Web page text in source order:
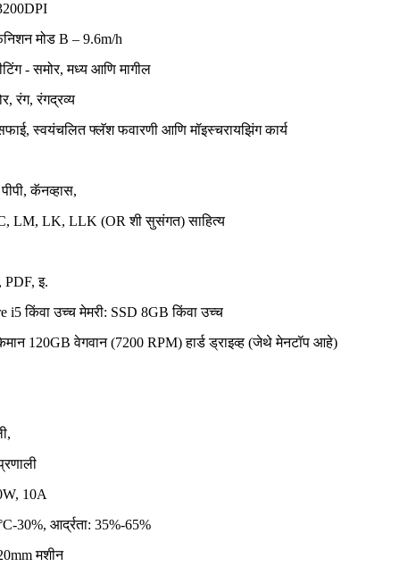
मोड B – 9.6m/h
- समोर, मध्य आणि मागील
रंग, रंगद्रव्य
स्वयंचलित फ्लॅश फवारणी आणि मॉइस्चरायझिंग कार्य
कॅनव्हास,
LM, LK, LLK (OR शी सुसंगत) साहित्य
PDF, इ.
i5 किंवा उच्च मेमरी: SSD 8GB किंवा उच्च
किमान 120GB वेगवान (7200 RPM) हार्ड ड्राइव्ह (जेथे मेनटॉप आहे)
10A
30%, आर्द्रता: 35%-65%
मशीन